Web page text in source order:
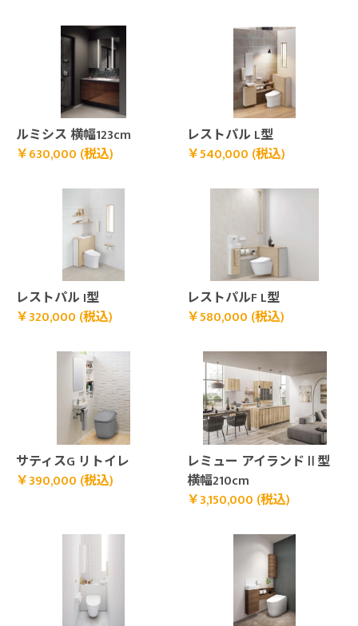
ルミシス 横幅123cm
￥630,000 (税込)
￥630,000 (税込)">
レストパル L型
￥540,000 (税込)
￥540,000 (税込)">
レストパル I型
￥320,000 (税込)
￥320,000 (税込)">
レストパルF L型
￥580,000 (税込)
￥580,000 (税込)">
サティスG リトイレ
￥390,000 (税込)
￥390,000 (税込)">
レミュー アイランドⅡ型
横幅210cm
￥3,150,000 (税込)
￥3,150,000 (税込)">